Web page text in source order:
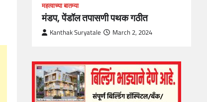
महत्वाच्या बातम्या
मंडप, पेंडॉल तपासणी पथक गठीत
Kanthak Suryatale March 2, 2024